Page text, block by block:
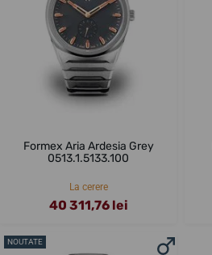
Formex Aria Ardesia Grey
0513.1.5133.100
La cerere
40 311,76 lei
NOUTATE